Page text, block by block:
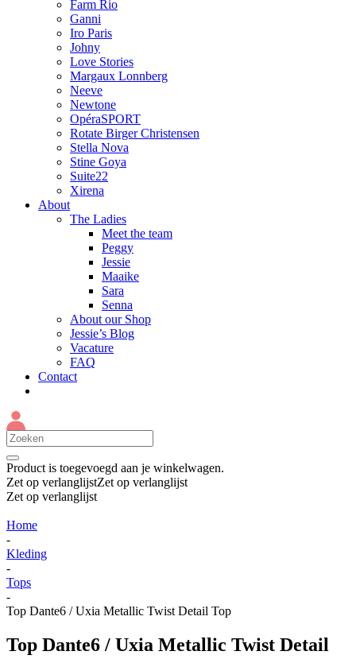
Farm Rio
Ganni
Iro Paris
Johny
Love Stories
Margaux Lonnberg
Neeve
Newtone
OpéraSPORT
Rotate Birger Christensen
Stella Nova
Stine Goya
Suite22
Xirena
About
The Ladies
Meet the team
Peggy
Jessie
Maaike
Sara
Senna
About our Shop
Jessie’s Blog
Vacature
FAQ
Contact
Product is toegevoegd aan je winkelwagen.
Zet op verlanglijstZet op verlanglijst
Zet op verlanglijst
Home
-
Kleding
-
Tops
-
Top Dante6 / Uxia Metallic Twist Detail Top
Top Dante6 / Uxia Metallic Twist Detail